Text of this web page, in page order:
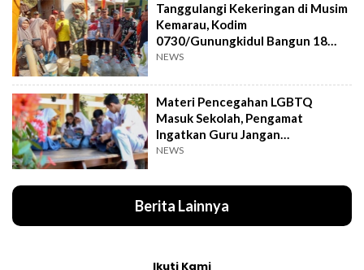
Tanggulangi Kekeringan di Musim
Kemarau, Kodim
0730/Gunungkidul Bangun 18
Titik Sumur Bor
NEWS
Materi Pencegahan LGBTQ
Masuk Sekolah, Pengamat
Ingatkan Guru Jangan
Menghakimi Siswa
NEWS
Berita Lainnya
Ikuti Kami